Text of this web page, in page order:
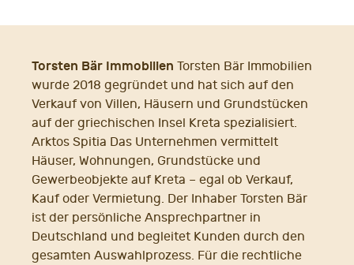
Torsten Bär Immobilien Torsten Bär Immobilien
wurde 2018 gegründet und hat sich auf den
Verkauf von Villen, Häusern und Grundstücken
auf der griechischen Insel Kreta spezialisiert.
Arktos Spitia Das Unternehmen vermittelt
Häuser, Wohnungen, Grundstücke und
Gewerbeobjekte auf Kreta – egal ob Verkauf,
Kauf oder Vermietung. Der Inhaber Torsten Bär
ist der persönliche Ansprechpartner in
Deutschland und begleitet Kunden durch den
gesamten Auswahlprozess. Für die rechtliche